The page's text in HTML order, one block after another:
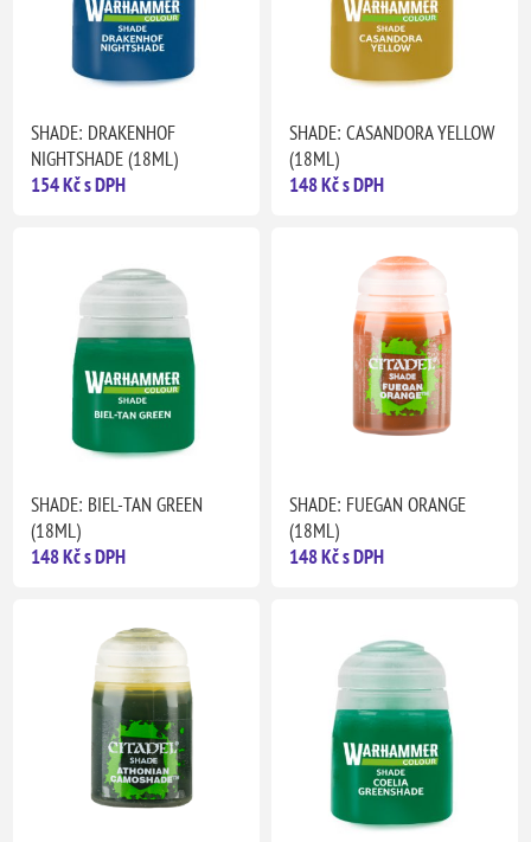
SHADE: DRAKENHOF
NIGHTSHADE (18ML)
154 Kč s DPH
SHADE: CASANDORA YELLOW
(18ML)
148 Kč s DPH
SHADE: BIEL-TAN GREEN
(18ML)
148 Kč s DPH
SHADE: FUEGAN ORANGE
(18ML)
148 Kč s DPH